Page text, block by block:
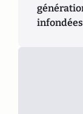
infondées